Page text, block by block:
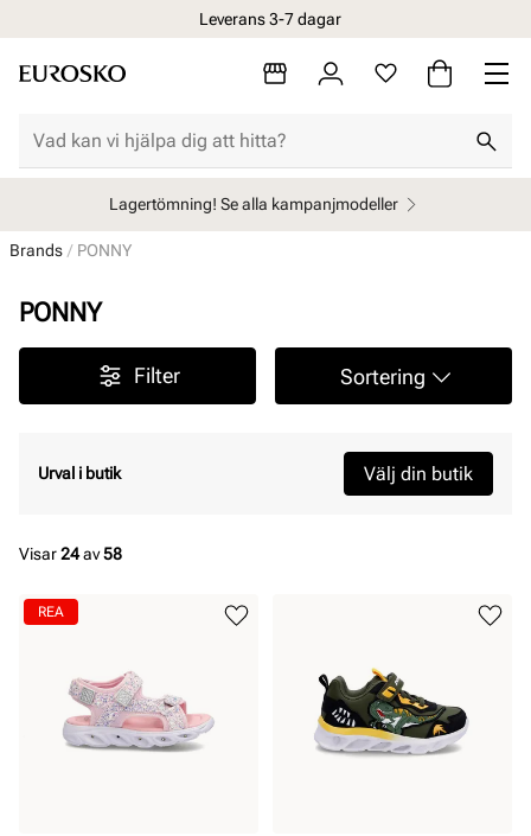
Leverans 3-7 dagar
Lagertömning! Se alla kampanjmodeller
Brands PONNY
PONNY
Filter Sortering
Urval i butik Välj din butik
Visar24av58
REA